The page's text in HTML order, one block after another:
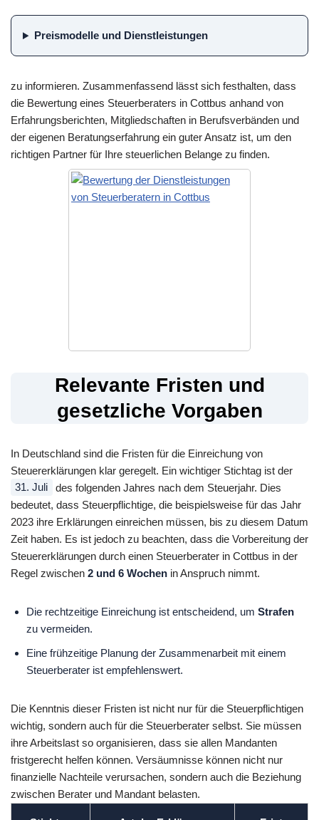
Preismodelle und Dienstleistungen
zu informieren. Zusammenfassend lässt sich festhalten, dass
die Bewertung eines Steuerberaters in Cottbus anhand von
Erfahrungsberichten, Mitgliedschaften in Berufsverbänden und
der eigenen Beratungserfahrung ein guter Ansatz ist, um den
richtigen Partner für Ihre steuerlichen Belange zu finden.
Relevante Fristen und
gesetzliche Vorgaben
In Deutschland sind die Fristen für die Einreichung von
Steuererklärungen klar geregelt. Ein wichtiger Stichtag ist der
31. Juli
des folgenden Jahres nach dem Steuerjahr. Dies
bedeutet, dass Steuerpflichtige, die beispielsweise für das Jahr
2023 ihre Erklärungen einreichen müssen, bis zu diesem Datum
Zeit haben. Es ist jedoch zu beachten, dass die Vorbereitung der
Steuererklärungen durch einen Steuerberater in Cottbus in der
Regel zwischen 2 und 6 Wochen in Anspruch nimmt.
Die rechtzeitige Einreichung ist entscheidend, umStrafen
zu vermeiden.
Eine frühzeitige Planung der Zusammenarbeit mit einem
Steuerberater ist empfehlenswert.
Die Kenntnis dieser Fristen ist nicht nur für die Steuerpflichtigen
wichtig, sondern auch für die Steuerberater selbst. Sie müssen
ihre Arbeitslast so organisieren, dass sie allen Mandanten
fristgerecht helfen können. Versäumnisse können nicht nur
finanzielle Nachteile verursachen, sondern auch die Beziehung
zwischen Berater und Mandant belasten.